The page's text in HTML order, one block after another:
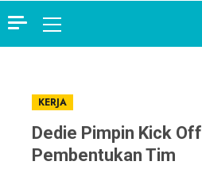
Primary
Menu
KERJA
Dedie Pimpin Kick Off
Pembentukan Tim